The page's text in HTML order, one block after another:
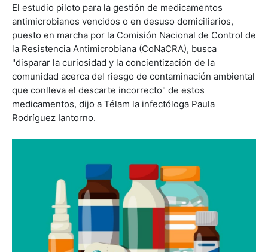
El estudio piloto para la gestión de medicamentos
antimicrobianos vencidos o en desuso domiciliarios,
puesto en marcha por la Comisión Nacional de Control de
la Resistencia Antimicrobiana (CoNaCRA), busca
"disparar la curiosidad y la concientización de la
comunidad acerca del riesgo de contaminación ambiental
que conlleva el descarte incorrecto" de estos
medicamentos, dijo a Télam la infectóloga Paula
Rodríguez Iantorno.